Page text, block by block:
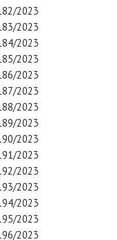
2023
2023
2023
2023
2023
2023
2023
2023
2023
2023
2023
2023
2023
2023
2023